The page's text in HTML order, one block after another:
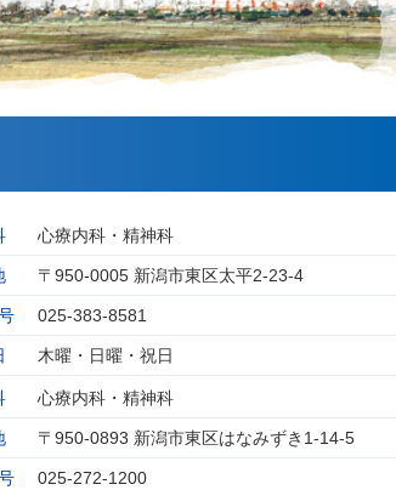
心療内科・精神科
〒950-0005 新潟市東区太平2-23-4
025-383-8581
木曜・日曜・祝日
心療内科・精神科
〒950-0893 新潟市東区はなみずき1-14-5
025-272-1200